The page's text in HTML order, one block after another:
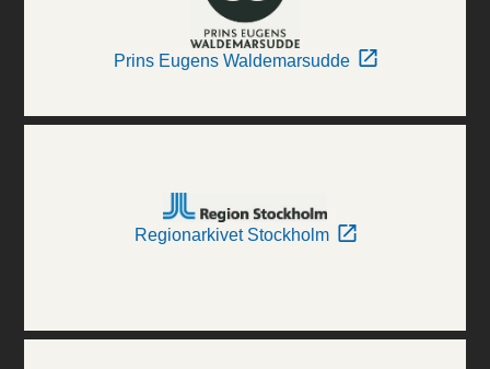
Prins Eugens Waldemarsudde
Regionarkivet Stockholm